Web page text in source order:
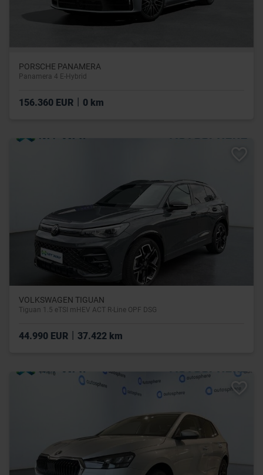
PORSCHE PANAMERA
Panamera 4 E-Hybrid
156.360 EUR | 0 km
VOLKSWAGEN TIGUAN
Tiguan 1.5 eTSI mHEV ACT R-Line OPF DSG
44.990 EUR 37.422 km